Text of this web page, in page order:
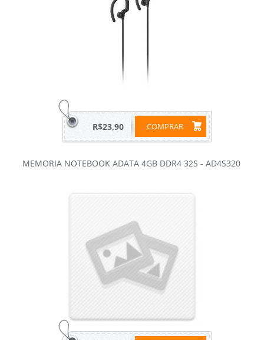
COMPRAR
R$23,90
MEMORIA NOTEBOOK ADATA 4GB DDR4 32S - AD4S320